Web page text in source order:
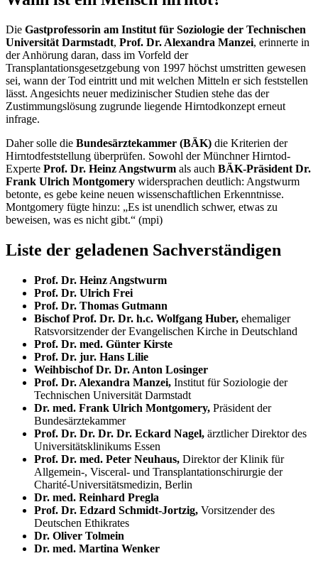
Die Gastprofessorin am Institut für Soziologie der Technischen
Universität Darmstadt, Prof. Dr. Alexandra Manzei, erinnerte in
der Anhörung daran, dass im Vorfeld der
Transplantationsgesetzgebung von 1997 höchst umstritten gewesen
sei, wann der Tod eintritt und mit welchen Mitteln er sich feststellen
lässt. Angesichts neuer medizinischer Studien stehe das der
Zustimmungslösung zugrunde liegende Hirntodkonzept erneut
infrage.
Daher solle die Bundesärztekammer (BÄK) die Kriterien der
Hirntodfeststellung überprüfen. Sowohl der Münchner Hirntod-
Experte Prof. Dr. Heinz Angstwurm als auch BÄK-Präsident Dr.
Frank Ulrich Montgomery widersprachen deutlich: Angstwurm
betonte, es gebe keine neuen wissenschaftlichen Erkenntnisse.
Montgomery fügte hinzu: „Es ist unendlich schwer, etwas zu
beweisen, was es nicht gibt.“ (mpi)
Liste der geladenen Sachverständigen
Prof. Dr. Heinz Angstwurm
Prof. Dr. Ulrich Frei
Prof. Dr. Thomas Gutmann
Bischof Prof. Dr. Dr. h.c. Wolfgang Huber, ehemaliger
Ratsvorsitzender der Evangelischen Kirche in Deutschland
Prof. Dr. med. Günter Kirste
Prof. Dr. jur. Hans Lilie
Weihbischof Dr. Dr. Anton Losinger
Prof. Dr. Alexandra Manzei, Institut für Soziologie der
Technischen Universität Darmstadt
Dr. med. Frank Ulrich Montgomery, Präsident der
Bundesärztekammer
Prof. Dr. Dr. Dr. Dr. Eckard Nagel, ärztlicher Direktor des
Universitätsklinikums Essen
Prof. Dr. med. Peter Neuhaus, Direktor der Klinik für
Allgemein-, Visceral- und Transplantationschirurgie der
Charité-Universitätsmedizin, Berlin
Dr. med. Reinhard Pregla
Prof. Dr. Edzard Schmidt-Jortzig, Vorsitzender des
Deutschen Ethikrates
Dr. Oliver Tolmein
Dr. med. Martina Wenker